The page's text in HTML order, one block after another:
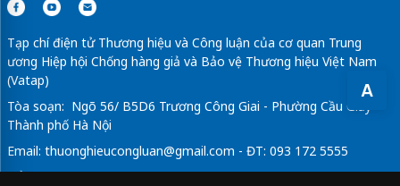
A
Tạp chí điện tử Thương hiệu và Công luận của cơ quan Trung
ương Hiệp hội Chống hàng giả và Bảo vệ Thương hiệu Việt Nam
(Vatap)
Tòa soạn: Ngõ 56/ B5D6 Trương Công Giai - Phường Cầu Giấy -
Thành phố Hà Nội
Email: thuonghieucongluan@gmail.com - ĐT: 093 172 5555
Tổng Biên Tập: Vũ Đức Thuận